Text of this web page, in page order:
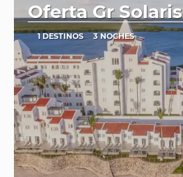
Oferta Gr Solaris
1 DESTINOS 3 NOCHES